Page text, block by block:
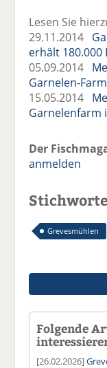
Lesen Sie
29.11.2014
erhält
05.09.2014
Garnelen-
15.05.2014
Garnelenfarm
Der
anmelden
Stichworte
Grevesmühlen
Folgende
[26.02.2026]